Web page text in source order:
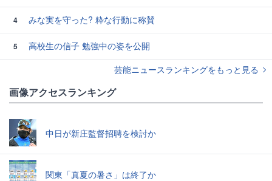
4 みな実を守った? 粋な行動に称賛
5
高校生の信子 勉強中の姿を公開
芸能ニュースランキングをもっと見る
画像アクセスランキング
中日が新庄監督招聘を検討か
関東「真夏の暑さ」は終了か